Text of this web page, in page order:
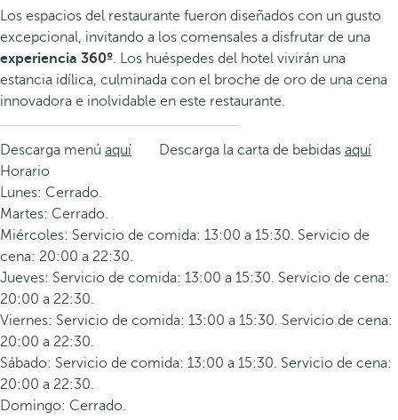
Los espacios del restaurante fueron diseñados con un gusto
excepcional, invitando a los comensales a disfrutar de una
experiencia 360º. Los huéspedes del hotel vivirán una
estancia idílica, culminada con el broche de oro de una cena
innovadora e inolvidable en este restaurante.
Descarga menú aquí Descarga la carta de bebidasaquí
Horario
Lunes: Cerrado.
Martes: Cerrado.
Miércoles: Servicio de comida: 13:00 a 15:30. Servicio de
cena: 20:00 a 22:30.
Jueves: Servicio de comida: 13:00 a 15:30. Servicio de cena:
20:00 a 22:30.
Viernes: Servicio de comida: 13:00 a 15:30. Servicio de cena:
20:00 a 22:30.
Sábado: Servicio de comida: 13:00 a 15:30. Servicio de cena:
20:00 a 22:30.
Domingo: Cerrado.